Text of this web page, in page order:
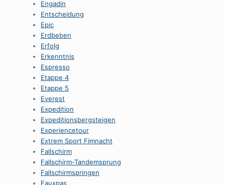
Engadin
Entscheidung
Epic
Erdbeben
Erfolg
Erkenntnis
Espresso
Etappe 4
Etappe 5
Everest
Expedition
Expeditionsbergsteigen
Experiencetour
Extrem Sport Fimnacht
Fallschirm
Fallschirm-Tandemsprung
Fallschirmspringen
Fauxpas